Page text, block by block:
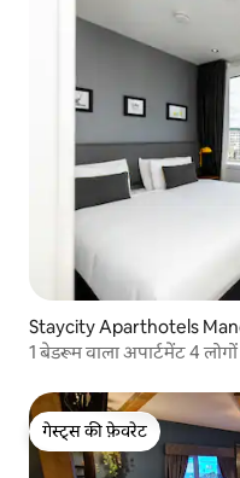
Staycity Aparthotels
1 बेडरूम वाला अपार्टमेंट 4
गेस्ट्स की फ़ेवरेट
गेस्ट्स की फ़ेवरेट